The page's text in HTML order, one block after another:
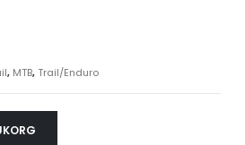
, MTB,Trail/Enduro